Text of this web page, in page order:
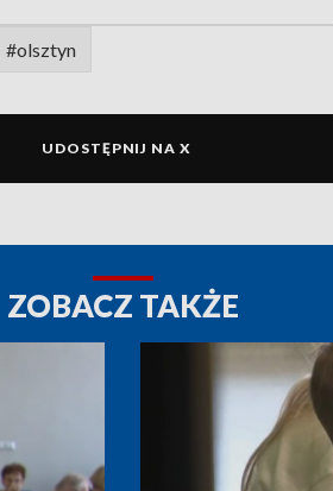
#olsztyn
UDOSTĘPNIJ NA X
ZOBACZ TAKŻE